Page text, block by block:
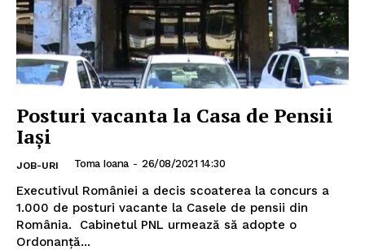
Posturi vacanta la Casa de Pensii
Iași
JOB-URI Toma Ioana - 26/08/2021 14:30
Executivul României a decis scoaterea la concurs a
1.000 de posturi vacante la Casele de pensii din
România. Cabinetul PNL urmează să adopte o
Ordonanță...